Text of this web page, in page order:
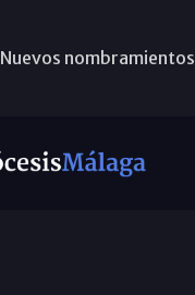
Nuevos nombramientos